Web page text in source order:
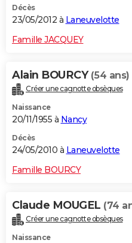
Décès
23/05/2012 à Laneuvelotte
Famille JACQUEY
Alain BOURCY (54 ans)
Créer une cagnotte obsèques
Naissance
20/11/1955 à Nancy
Décès
24/05/2010 à Laneuvelotte
Famille BOURCY
Claude MOUGEL (74
Créer une cagnotte obsèques
Naissance